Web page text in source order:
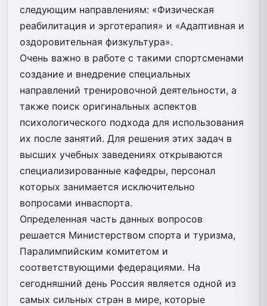
следующим направлениям: «Физическая
реабилитация и эрготерапия» и «Адаптивная и
оздоровительная физкультура».
Очень важно в работе с такими спортсменами
создание и внедрение специальных
направлений тренировочной деятельности, а
также поиск оригинальных аспектов
психологического подхода для использования
их после занятий. Для решения этих задач в
высших учебных заведениях открываются
специализированные кафедры, персонал
которых занимается исключительно
вопросами инваспорта.
Определенная часть данных вопросов
решается Министерством спорта и туризма,
Паралимпийским комитетом и
соответствующими федерациями. На
сегодняшний день Россия является одной из
самых сильных стран в мире, которые